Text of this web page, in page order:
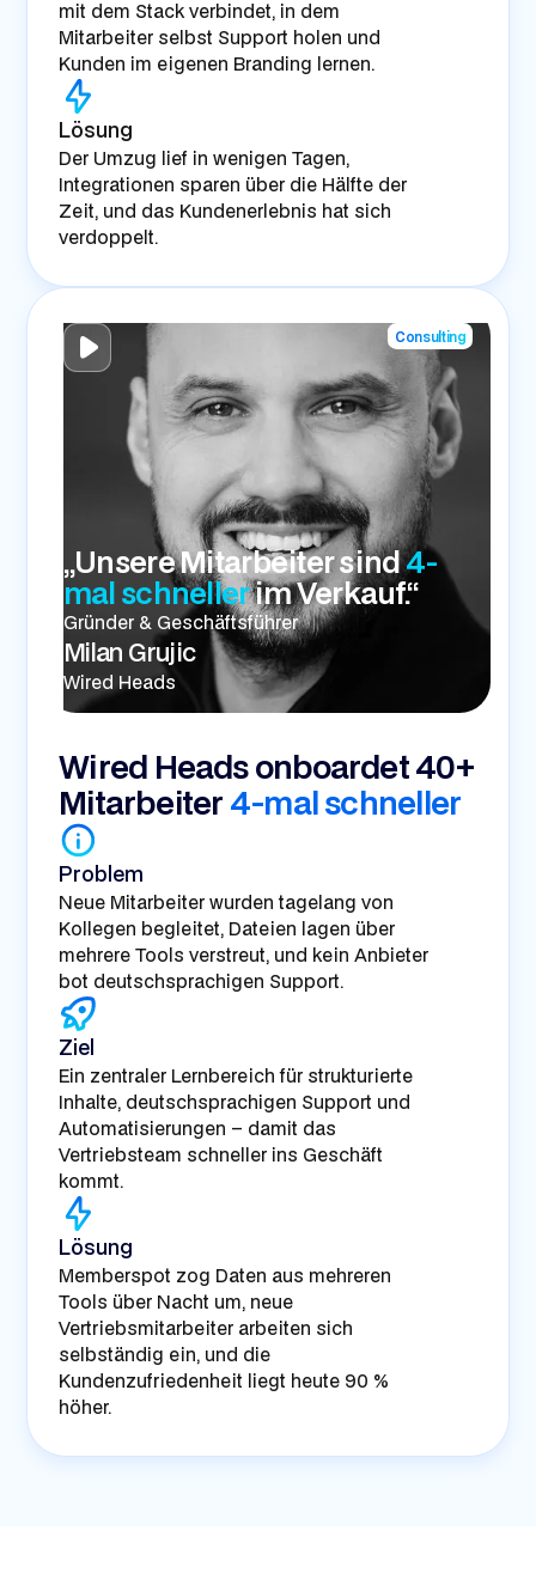
mit dem Stack verbindet, in dem
Mitarbeiter selbst Support holen und
Kunden im eigenen Branding lernen.
Lösung
Der Umzug lief in wenigen Tagen,
Integrationen sparen über die Hälfte der
Zeit, und das Kundenerlebnis hat sich
verdoppelt.
Consulting
„Unsere Mitarbeiter sind4-
mal schnellerim Verkauf.“
Gründer & Geschäftsführer
Milan Grujic
Wired Heads
Wired Heads onboardet 40+
Mitarbeiter4-mal schneller
Problem
Neue Mitarbeiter wurden tagelang von
Kollegen begleitet, Dateien lagen über
mehrere Tools verstreut, und kein Anbieter
bot deutschsprachigen Support.
Ziel
Ein zentraler Lernbereich für strukturierte
Inhalte, deutschsprachigen Support und
Automatisierungen – damit das
Vertriebsteam schneller ins Geschäft
kommt.
Lösung
Memberspot zog Daten aus mehreren
Tools über Nacht um, neue
Vertriebsmitarbeiter arbeiten sich
selbständig ein, und die
Kundenzufriedenheit liegt heute 90 %
höher.